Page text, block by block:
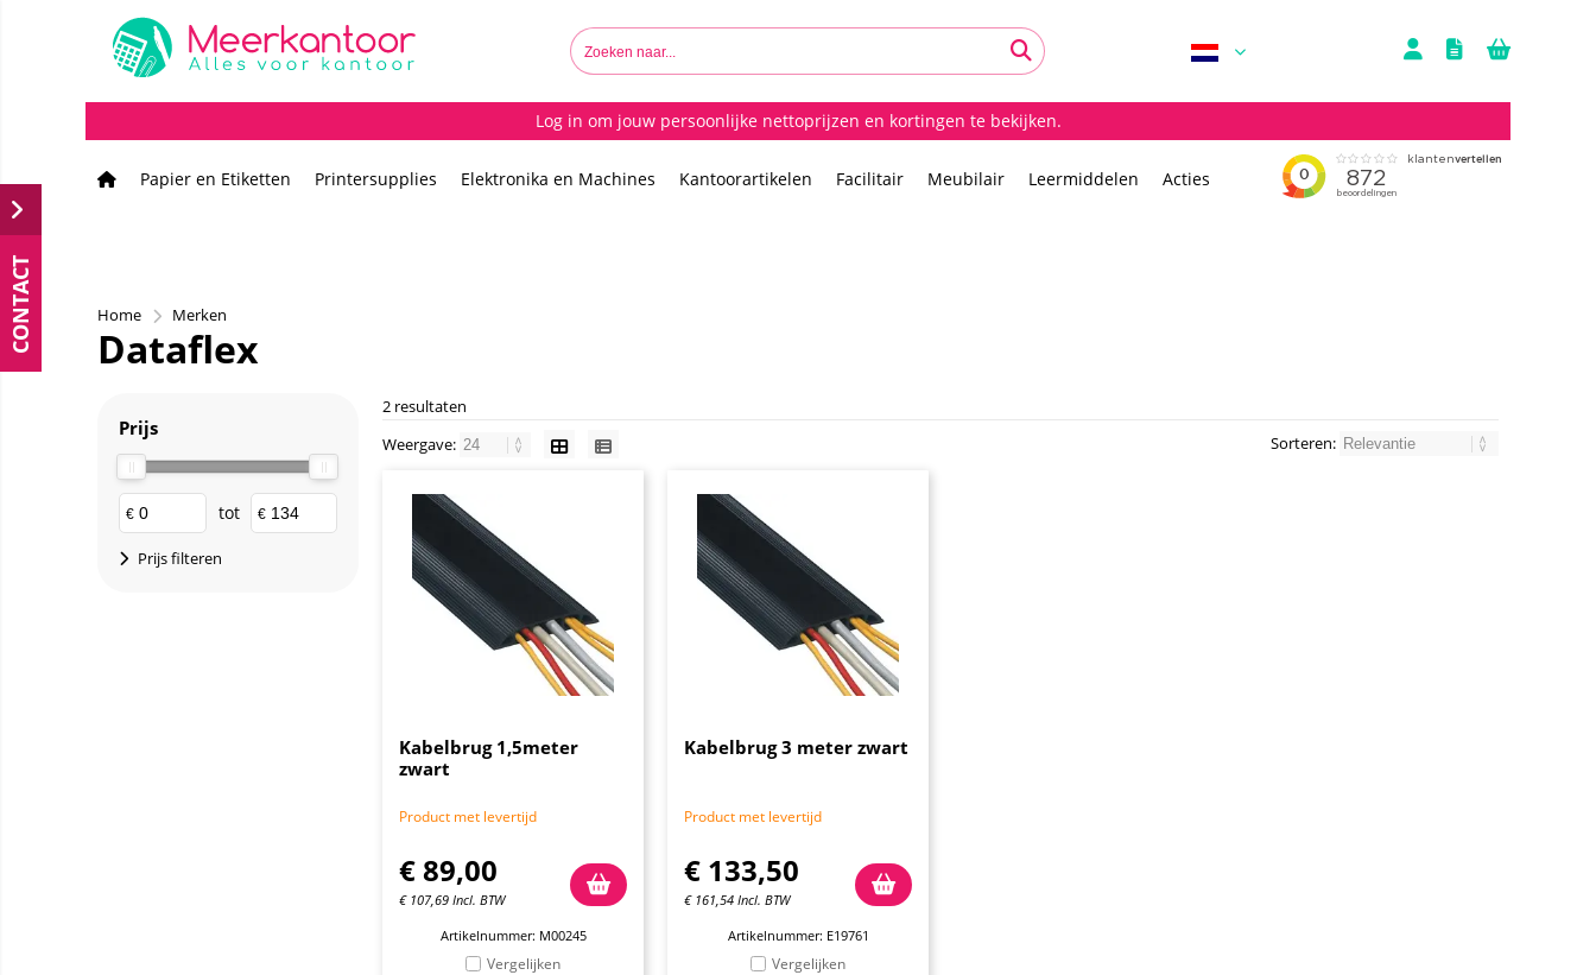
Log in om jouw persoonlijke nettoprijzen en kortingen te bekijken.
Papier en Etiketten Printersupplies Elektronika en Machines Kantoorartikelen Facilitair Meubilair Leermiddelen Acties
Home Merken
Dataflex
Prijs
€ tot €
Prijs filteren
2 resultaten
Weergave:
Sorteren:
Kabelbrug 1,5meter
zwart
Product met levertijd
€89,00
€ 107,69 Incl. BTW
Artikelnummer: M00245
Vergelijken
Kabelbrug 3 meter zwart
Product met levertijd
€ 133,50
€ 161,54 Incl. BTW
Artikelnummer: E19761
Vergelijken
CONTACT